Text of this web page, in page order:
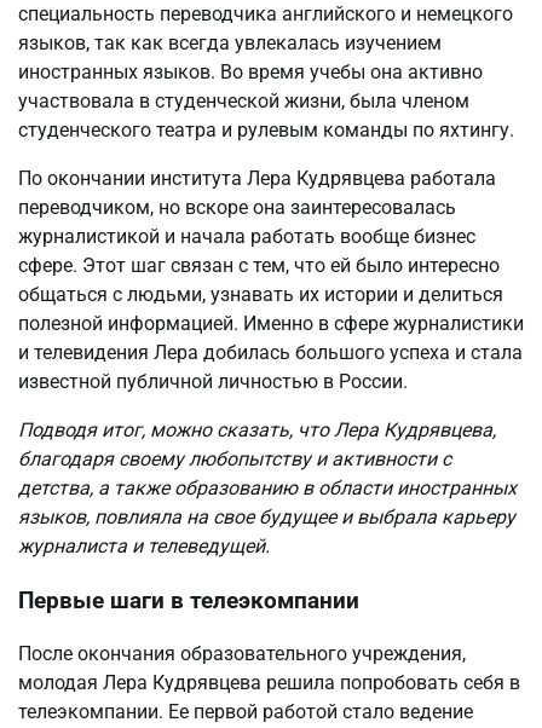
специальность переводчика английского и немецкого
языков, так как всегда увлекалась изучением
иностранных языков. Во время учебы она активно
участвовала в студенческой жизни, была членом
студенческого театра и рулевым команды по яхтингу.
По окончании института Лера Кудрявцева работала
переводчиком, но вскоре она заинтересовалась
журналистикой и начала работать вообще бизнес
сфере. Этот шаг связан с тем, что ей было интересно
общаться с людьми, узнавать их истории и делиться
полезной информацией. Именно в сфере журналистики
и телевидения Лера добилась большого успеха и стала
известной публичной личностью в России.
Подводя итог, можно сказать, что Лера Кудрявцева,
благодаря своему любопытству и активности с
детства, а также образованию в области иностранных
языков, повлияла на свое будущее и выбрала карьеру
журналиста и телеведущей.
Первые шаги в телеэкомпании
После окончания образовательного учреждения,
молодая Лера Кудрявцева решила попробовать себя в
телеэкомпании. Ее первой работой стало ведение